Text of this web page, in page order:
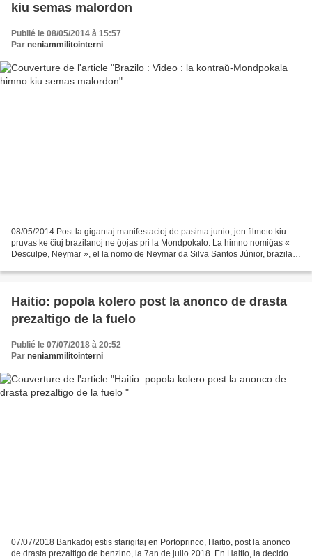
kiu semas malordon
Publié le 08/05/2014 à 15:57
Par neniammilitointerni
08/05/2014 Post la gigantaj manifestacioj de pasinta junio, jen filmeto kiu
pruvas ke ĉiuj brazilanoj ne ĝojas pri la Mondpokalo. La himno nomiĝas «
Desculpe, Neymar », el la nomo de Neymar da Silva Santos Júnior, brazila
Haitio: popola kolero post la anonco de drasta
prezaltigo de la fuelo
Publié le 07/07/2018 à 20:52
Par neniammilitointerni
07/07/2018 Barikadoj estis starigitaj en Portoprinco, Haitio, post la anonco
de drasta prezaltigo de benzino, la 7an de julio 2018. En Haitio, la decido